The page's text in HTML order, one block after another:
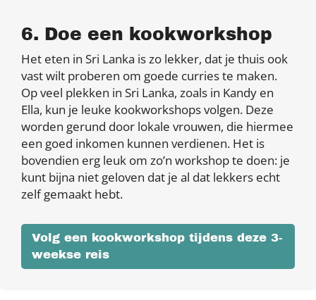
6. Doe een kookworkshop
Het eten in Sri Lanka is zo lekker, dat je thuis ook
vast wilt proberen om goede curries te maken.
Op veel plekken in Sri Lanka, zoals in Kandy en
Ella, kun je leuke kookworkshops volgen. Deze
worden gerund door lokale vrouwen, die hiermee
een goed inkomen kunnen verdienen. Het is
bovendien erg leuk om zo’n workshop te doen: je
kunt bijna niet geloven dat je al dat lekkers echt
zelf gemaakt hebt.
Volg een kookworkshop tijdens deze 3-
weekse reis